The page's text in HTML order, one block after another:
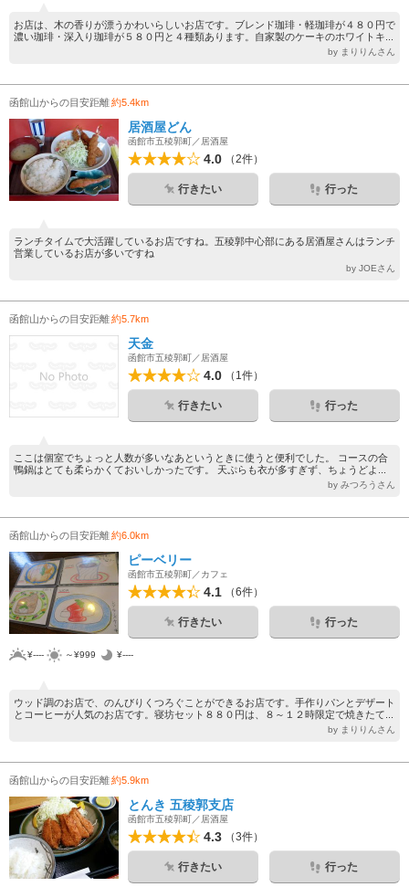
お店は、木の香りが漂うかわいらしいお店です。ブレンド珈琲・軽珈琲が４８０円で
濃い珈琲・深入り珈琲が５８０円と４種類あります。自家製のケーキのホワイトキ...
by まりりんさん
函館山からの目安距離約5.4km
居酒屋どん
函館市五稜郭町／居酒屋
4.0 （2件）
行きたい 行った
ランチタイムで大活躍しているお店ですね。五稜郭中心部にある居酒屋さんはランチ
営業しているお店が多いですね
by JOEさん
函館山からの目安距離約5.7km
天金
函館市五稜郭町／居酒屋
4.0 （1件）
行きたい 行った
ここは個室でちょっと人数が多いなあというときに使うと便利でした。 コースの合
鴨鍋はとても柔らかくておいしかったです。 天ぷらも衣が多すぎず、ちょうどよ...
by みつろうさん
函館山からの目安距離約6.0km
ピーベリー
函館市五稜郭町／カフェ
4.1 （6件）
行きたい 行った
¥---- ～¥999 ¥----
ウッド調のお店で、のんびりくつろぐことができるお店です。手作りパンとデザート
とコーヒーが人気のお店です。寝坊セット８８０円は、８～１２時限定で焼きたて...
by まりりんさん
函館山からの目安距離約5.9km
とんき 五稜郭支店
函館市五稜郭町／居酒屋
4.3 （3件）
行きたい 行った